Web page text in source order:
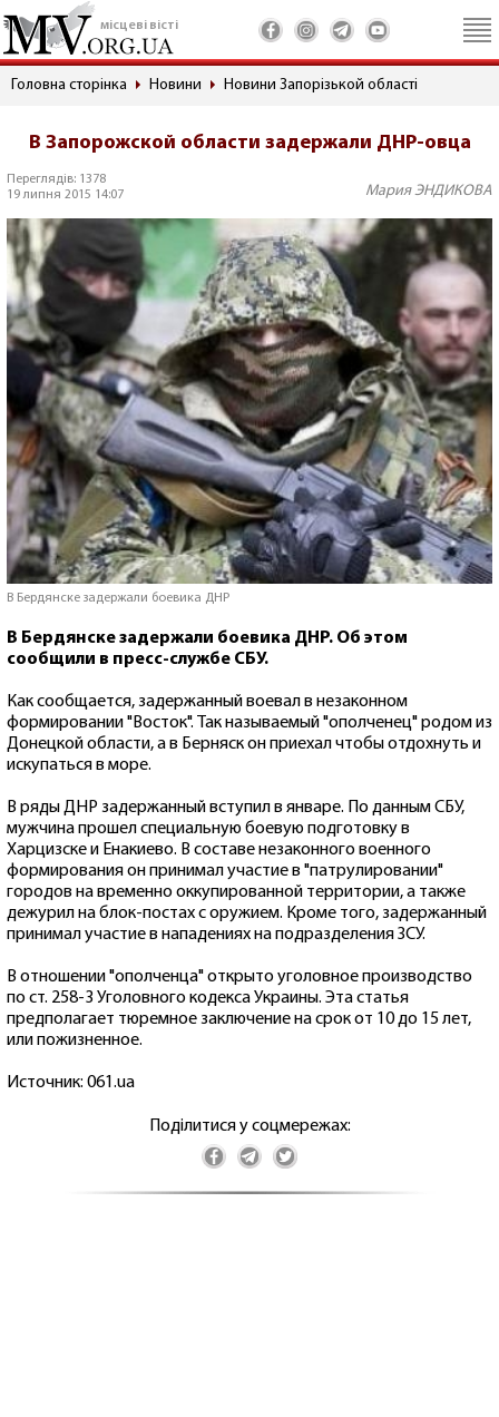
місцеві вісті
Головна сторінка Новини Новини Запорізькой області
В Запорожской области задержали ДНР-овца
Переглядів: 1378
19 липня 2015 14:07
Мария ЭНДИКОВА
В Бердянске задержали боевика ДНР
В Бердянске задержали боевика ДНР. Об этом
сообщили в пресс-службе СБУ.
Как сообщается, задержанный воевал в незаконном
формировании "Восток". Так называемый "ополченец" родом из
Донецкой области, а в Берняск он приехал чтобы отдохнуть и
искупаться в море.
В ряды ДНР задержанный вступил в январе. По данным СБУ,
мужчина прошел специальную боевую подготовку в
Харцизске и Енакиево. В составе незаконного военного
формирования он принимал участие в "патрулировании"
городов на временно оккупированной территории, а также
дежурил на блок-постах с оружием. Кроме того, задержанный
принимал участие в нападениях на подразделения ЗСУ.
В отношении "ополченца" открыто уголовное производство
по ст. 258-3 Уголовного кодекса Украины. Эта статья
предполагает тюремное заключение на срок от 10 до 15 лет,
или пожизненное.
Источник: 061.ua
Поділитися у соцмережах: